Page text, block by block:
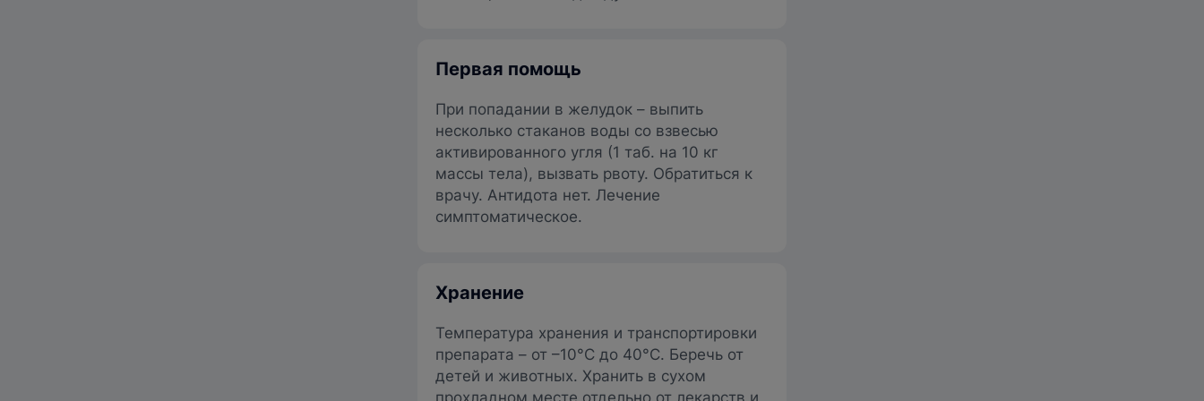
Первая помощь
При попадании в желудок – выпить
несколько стаканов воды со взвесью
активированного угля (1 таб. на 10 кг
массы тела), вызвать рвоту. Обратиться к
врачу. Антидота нет. Лечение
симптоматическое.
Хранение
Температура хранения и транспортировки
препарата – от –10°C до 40°C. Беречь от
детей и животных. Хранить в сухом
прохладном месте отдельно от лекарств и